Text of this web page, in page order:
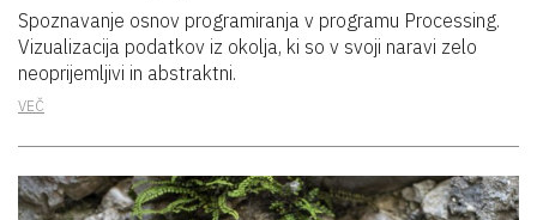
Spoznavanje osnov programiranja v programu Processing.
Vizualizacija podatkov iz okolja, ki so v svoji naravi zelo
neoprijemljivi in abstraktni.
VEČ